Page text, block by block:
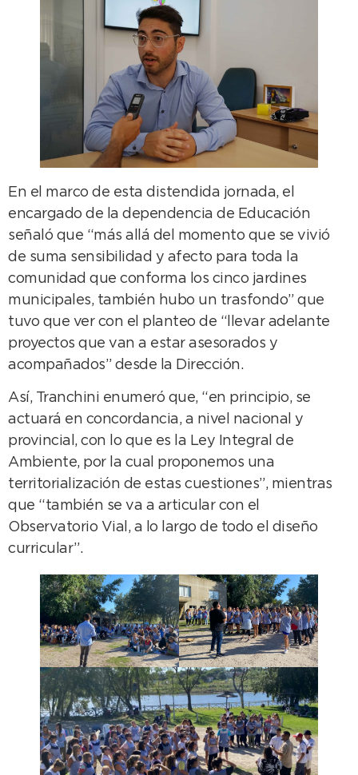
En el marco de esta distendida jornada, el
encargado de la dependencia de Educación
señaló que “más allá del momento que se vivió
de suma sensibilidad y afecto para toda la
comunidad que conforma los cinco jardines
municipales, también hubo un trasfondo” que
tuvo que ver con el planteo de “llevar adelante
proyectos que van a estar asesorados y
acompañados” desde la Dirección.
Así, Tranchini enumeró que, “en principio, se
actuará en concordancia, a nivel nacional y
provincial, con lo que es la Ley Integral de
Ambiente, por la cual proponemos una
territorialización de estas cuestiones”, mientras
que “también se va a articular con el
Observatorio Vial, a lo largo de todo el diseño
curricular”.